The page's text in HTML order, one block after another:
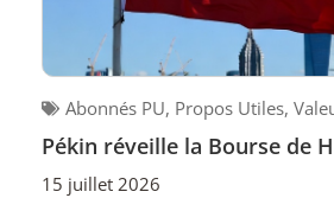
Abonnés PU, Propos Utiles,
Pékin réveille la Bourse de
15 juillet 2026